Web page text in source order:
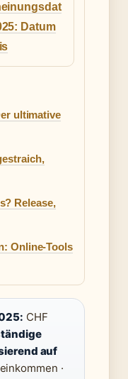
Datum
ultimative
Release,
Online-Tools
CHF
auf
·